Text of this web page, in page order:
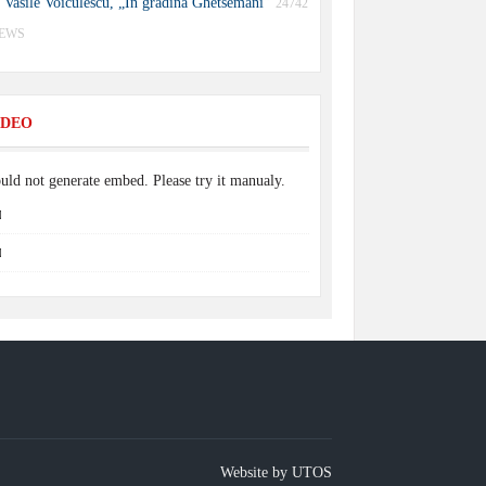
24742
not generate embed. Please try it manualy.
Website by UTOS